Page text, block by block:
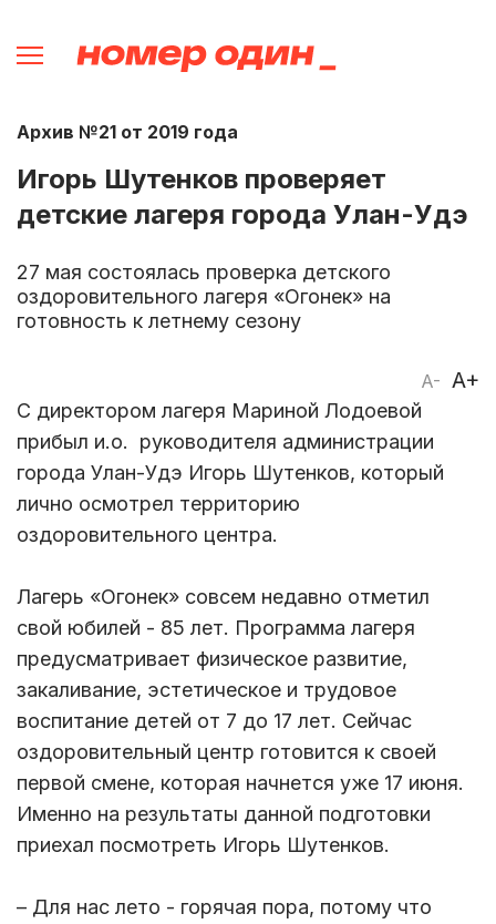
Архив №21 от 2019 года
Игорь Шутенков проверяет
детские лагеря города Улан-Удэ
27 мая состоялась проверка детского
оздоровительного лагеря «Огонек» на
готовность к летнему сезону
A- A+
С директором лагеря Мариной Лодоевой
прибыл и.о. руководителя администрации
города Улан-Удэ Игорь Шутенков, который
лично осмотрел территорию
оздоровительного центра.
Лагерь «Огонек» совсем недавно отметил
свой юбилей - 85 лет. Программа лагеря
предусматривает физическое развитие,
закаливание, эстетическое и трудовое
воспитание детей от 7 до 17 лет. Сейчас
оздоровительный центр готовится к своей
первой смене, которая начнется уже 17 июня.
Именно на результаты данной подготовки
приехал посмотреть Игорь Шутенков.
– Для нас лето - горячая пора, потому что